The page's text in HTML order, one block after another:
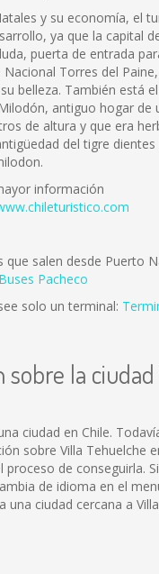
y su economía, el
ya que la capital
puerta de entrada
Torres del
belleza. También está
antiguo hogar de
de altura y que era
del tigre
información
que salen desde Puerto
Buses Pacheco
solo un terminal:
sobre la
ciudad en Chile.
sobre Villa Tehuelche
de conseguirla.
de idioma en el
una ciudad cercana a